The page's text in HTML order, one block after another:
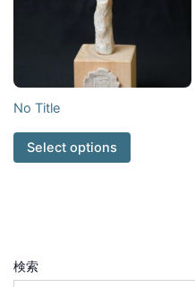
No Title
Select options
検索